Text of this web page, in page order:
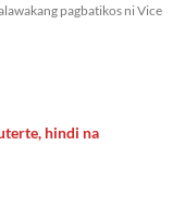
pagbatikos ni Vice
hindi na